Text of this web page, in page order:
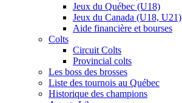
Jeux du Québec (U18)
Jeux du Canada (U18, U21)
Aide financière et bourses
Colts
Circuit Colts
Provincial colts
Les boss des brosses
Liste des tournois au Québec
Historique des champions